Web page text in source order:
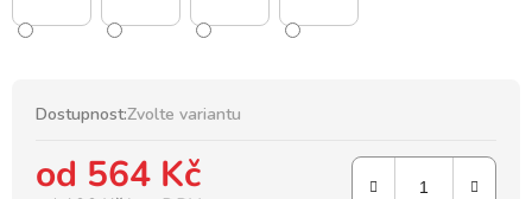
Dostupnost:Zvolte variantu
od 564 Kč